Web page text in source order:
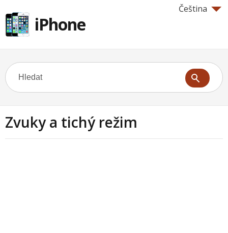
Čeština
iPhone
Zvuky a tichý režim